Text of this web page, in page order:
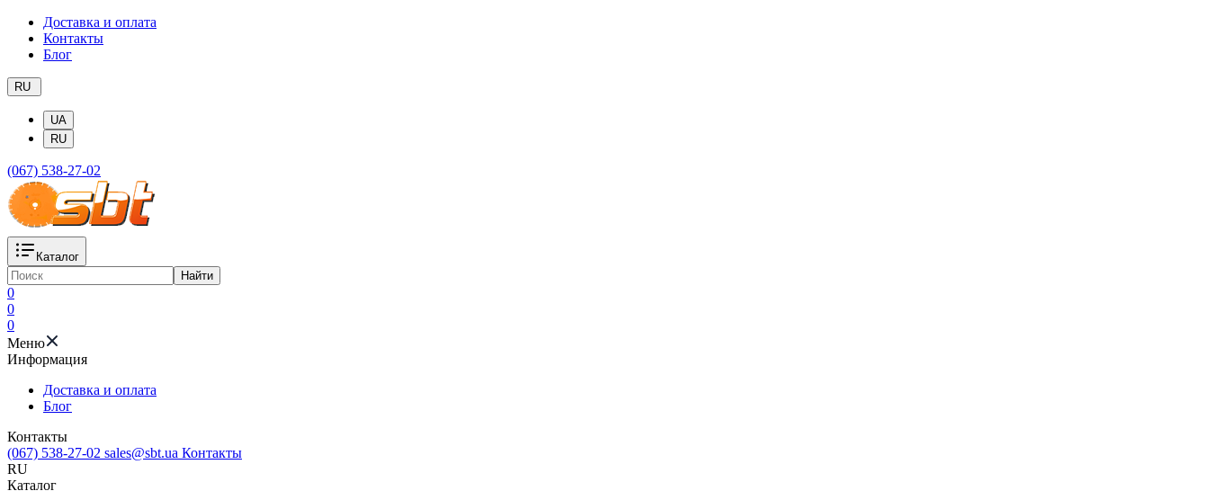
Доставка и оплата
Контакты
Блог
RU
UA
RU
(067) 538-27-02
Каталог
Найти
0
0
0
Меню
Информация
Доставка и оплата
Блог
Контакты
(067) 538-27-02 sales@sbt.ua Контакты
RU
Каталог